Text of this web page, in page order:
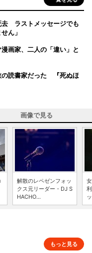
去 ラストメッセージでも
ん」
画家、二人の「違い」と
の読書家だった 『死ぬほ
画像で見る
解散のレペゼンフォッ
クス元リーダー・DJ S
HACHO...
もっと見る